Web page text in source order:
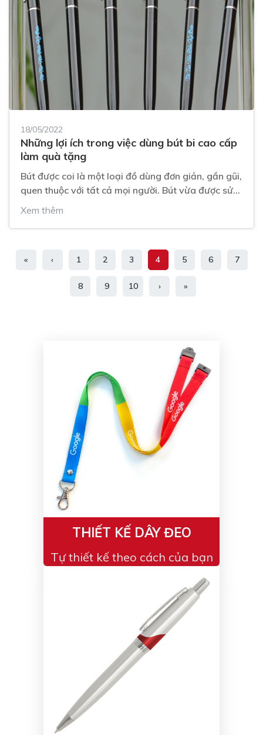
18/05/2022
Những lợi ích trong việc dùng bút bi cao cấp
làm quà tặng
Bút được coi là một loại đồ dùng đơn giản, gần gũi,
quen thuộc với tất cả mọi người. Bút vừa được sử
dụng trong học tập, làm việc vừa được dùng để
quà tặng.
Xem thêm
« ‹ 1 2 3 4 5 6 7
8 9 10 › »
THIẾT KẾ DÂY ĐEO
Tự thiết kế theo cách của bạn